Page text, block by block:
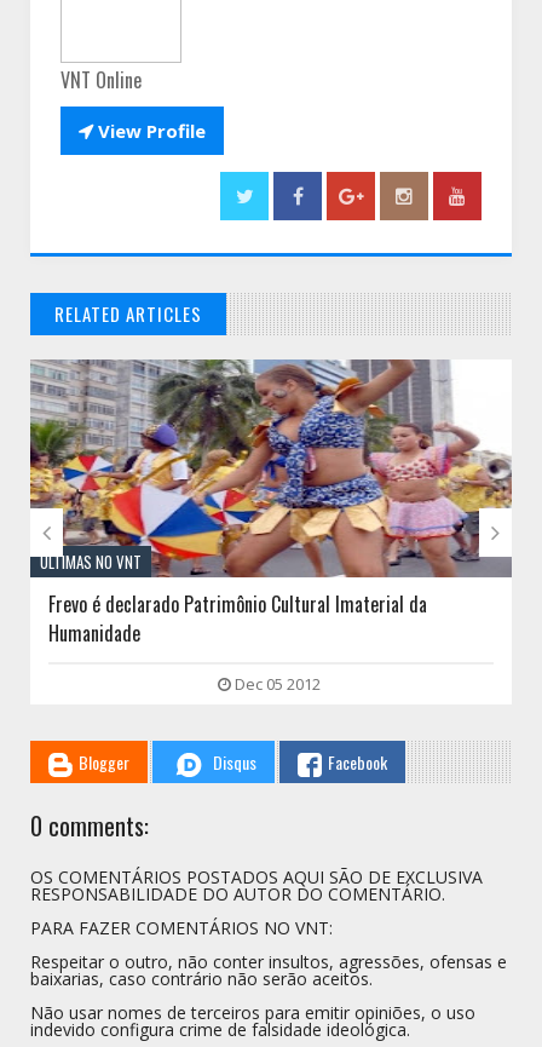
VNT Online
View Profile
RELATED ARTICLES
// THATS WHAT YOU MIGHT BE LOOKING FOR
ÚLTIMAS NO VNT
Frevo é declarado Patrimônio Cultural Imaterial da
Humanidade
Dec 05 2012
 
Blogger Disqus Facebook
0 comments:
OS COMENTÁRIOS POSTADOS AQUI SÃO DE EXCLUSIVA
RESPONSABILIDADE DO AUTOR DO COMENTÁRIO.
PARA FAZER COMENTÁRIOS NO VNT:
Respeitar o outro, não conter insultos, agressões, ofensas e
baixarias, caso contrário não serão aceitos.
Não usar nomes de terceiros para emitir opiniões, o uso
indevido configura crime de falsidade ideológica.